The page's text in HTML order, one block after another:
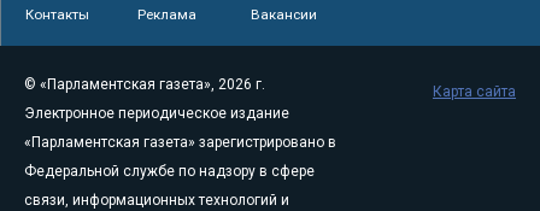
Контакты Реклама Вакансии
© «Парламентская газета», 2026 г.
Электронное периодическое издание
«Парламентская газета» зарегистрировано в
Федеральной службе по надзору в сфере
связи, информационных технологий и
Карта сайта